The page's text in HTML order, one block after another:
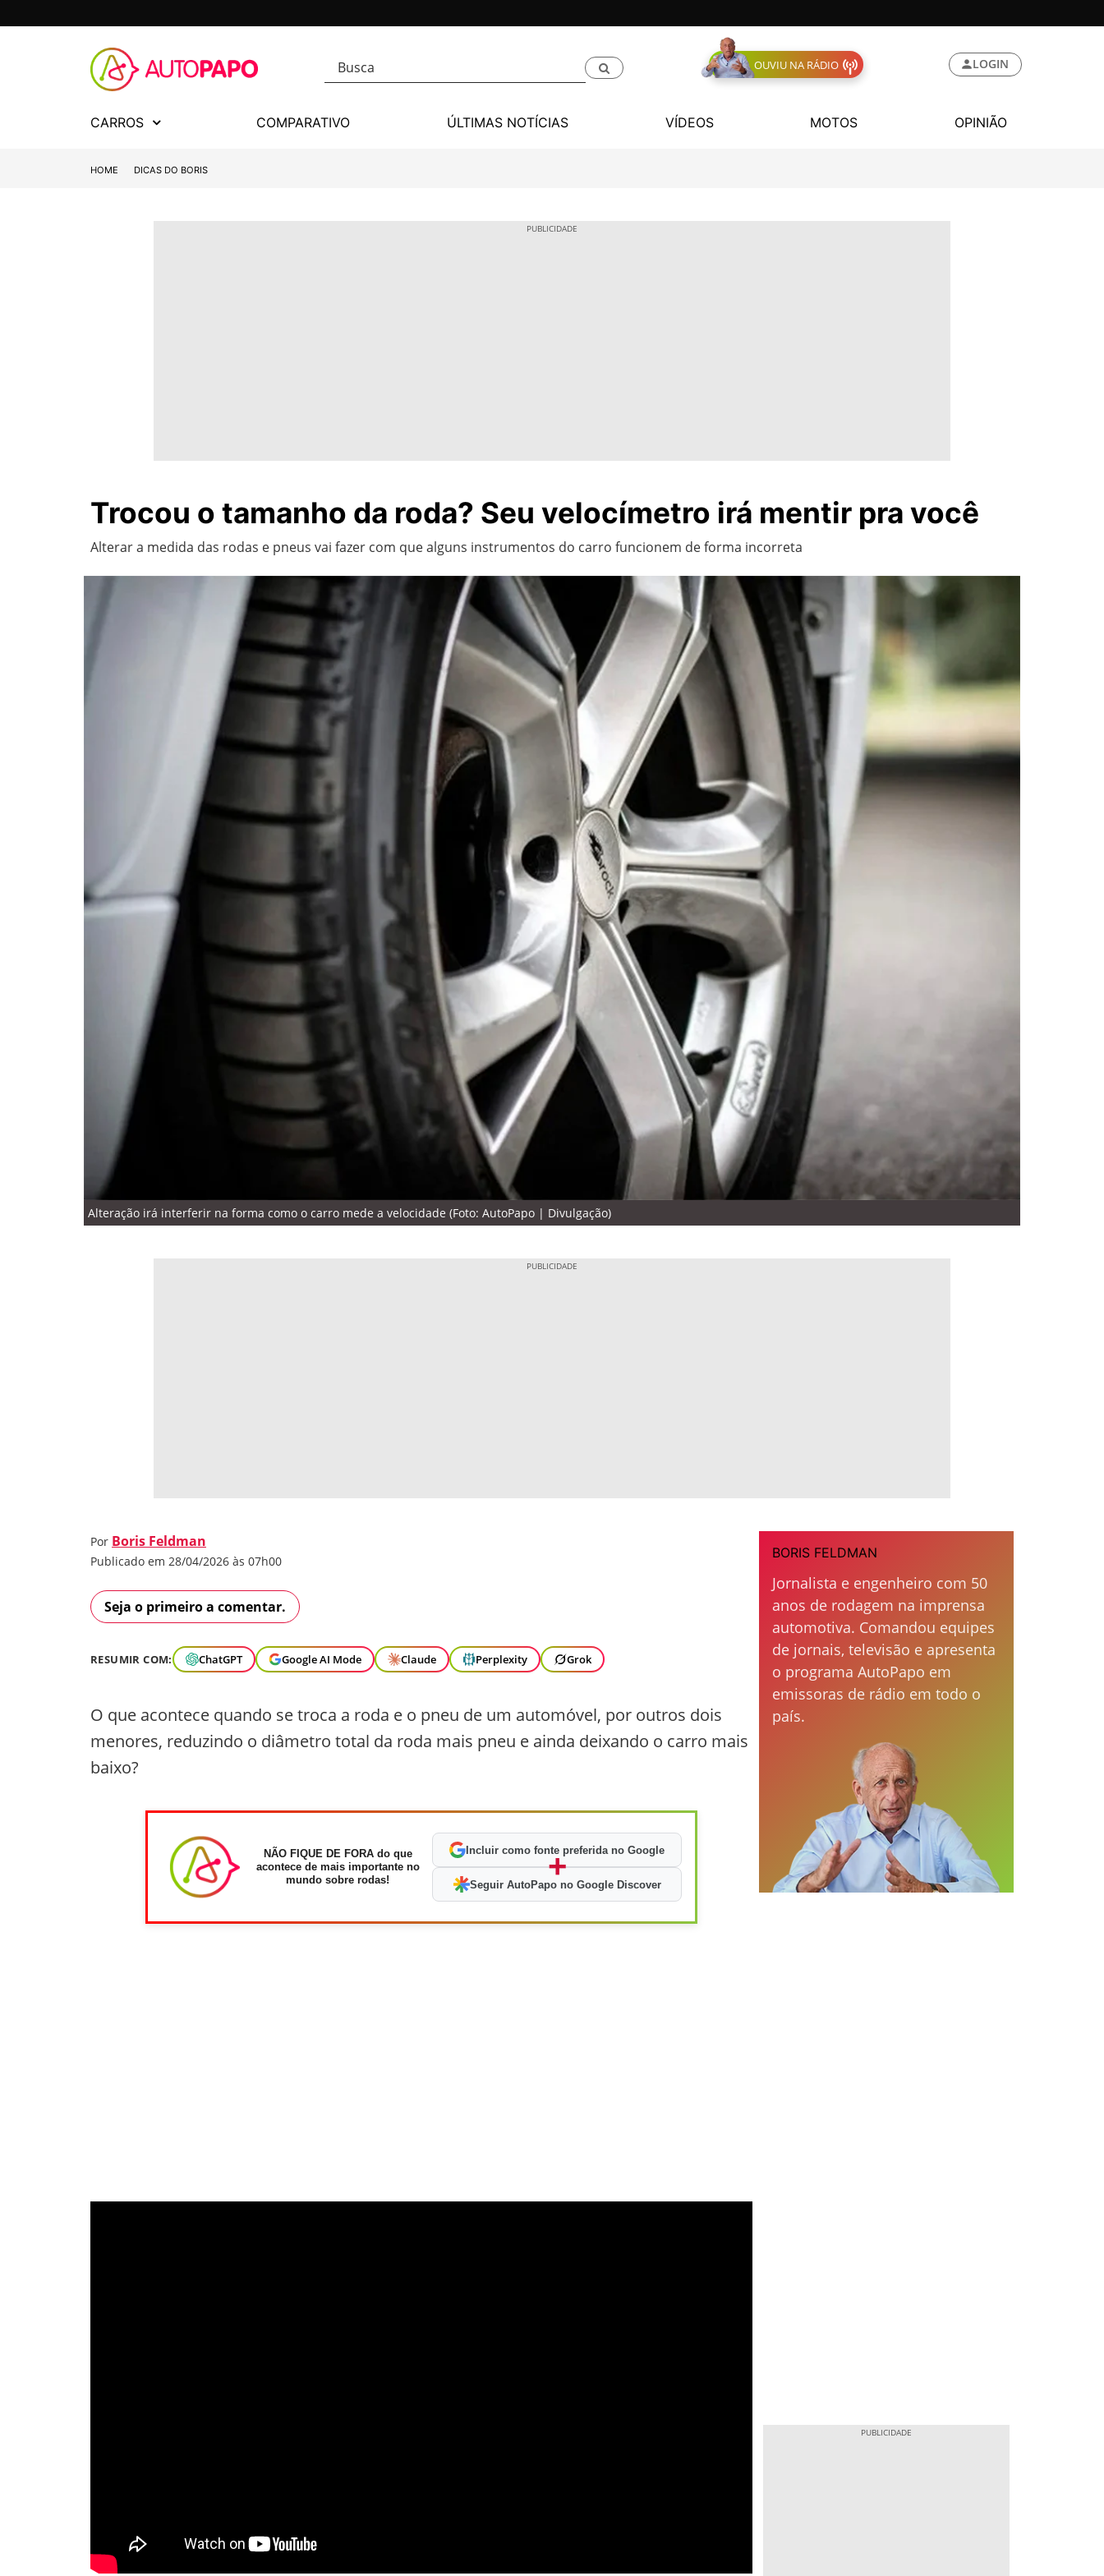
OUVIU NA RÁDIO LOGIN
CARROS COMPARATIVO ÚLTIMAS NOTÍCIAS VÍDEOS MOTOS OPINIÃO
HOME DICAS DO BORIS
Trocou o tamanho da roda? Seu velocímetro irá mentir pra você
Alterar a medida das rodas e pneus vai fazer com que alguns instrumentos do carro funcionem de forma incorreta
Alteração irá interferir na forma como o carro mede a velocidade (Foto: AutoPapo | Divulgação)
Por Boris Feldman
Publicado em 28/04/2026 às 07h00
Seja o primeiro a comentar.
RESUMIR COM: ChatGPT Google AI Mode Claude Perplexity Grok
O que acontece quando se troca a roda e o pneu de um automóvel, por outros dois
menores, reduzindo o diâmetro total da roda mais pneu e ainda deixando o carro mais
baixo?
NÃO FIQUE DE FORA do que
acontece de mais importante no
mundo sobre rodas!
Incluir como fonte preferida no Google
+
Seguir AutoPapo no Google Discover
BORIS FELDMAN
Jornalista e engenheiro com 50
anos de rodagem na imprensa
automotiva. Comandou equipes
de jornais, televisão e apresenta
o programa AutoPapo em
emissoras de rádio em todo o
país.